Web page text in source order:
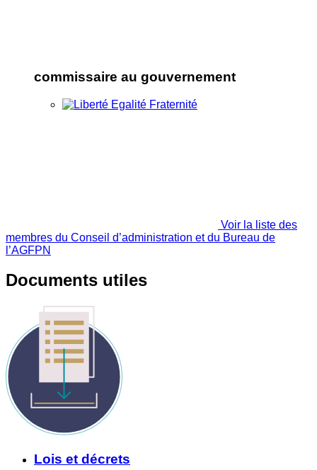
commissaire au gouvernement
Voir la liste des
membres du Conseil d’administration et du Bureau de
l’AGFPN
Documents utiles
Lois et décrets